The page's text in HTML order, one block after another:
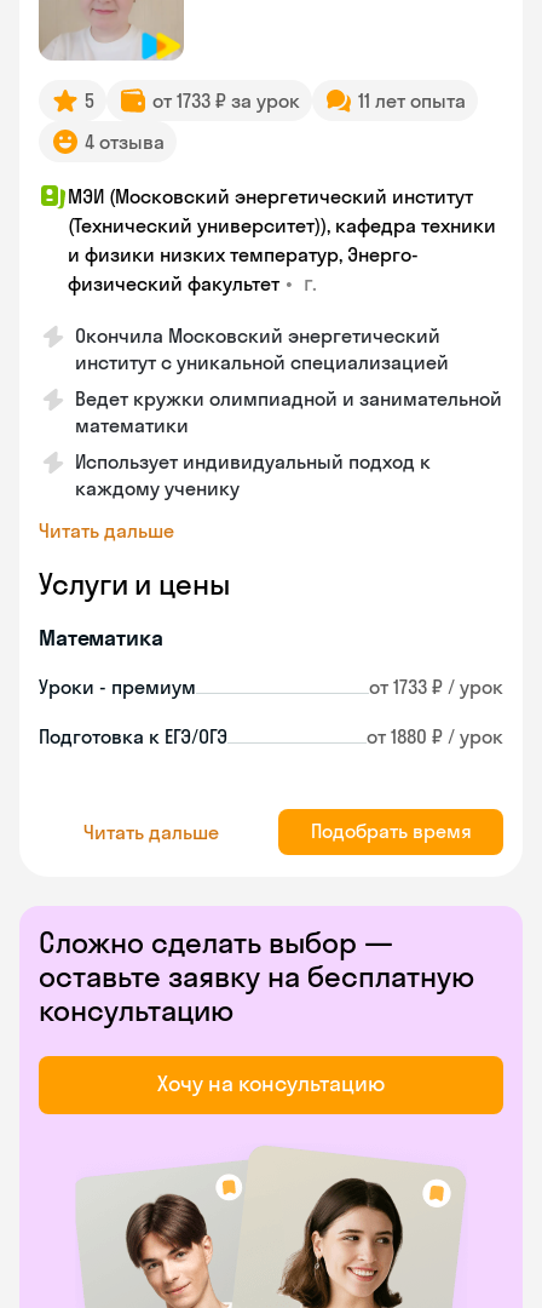
5 от 1733 ₽ за урок
11 лет опыта
4 отзыва
МЭИ (Московский энергетический институт
(Технический университет)), кафедра техники
и физики низких температур, Энерго-
физический факультет • г.
Окончила Московский энергетический
институт с уникальной специализацией
Ведет кружки олимпиадной и занимательной
математики
Использует индивидуальный подход к
каждому ученику
Читать дальше
Услуги и цены
Математика
Уроки - премиум от 1733 ₽ / урок
Подготовка к ЕГЭ/ОГЭ от 1880 ₽ / урок
Читать дальше Подобрать время
Сложно сделать выбор —
оставьте заявку на бесплатную
консультацию
Хочу на консультацию